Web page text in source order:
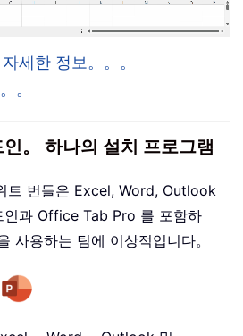
세한 정보。。。
。
。 하나의 설치 프로그램
트 번들은 Excel, Word, Outlook
과 Office Tab Pro 를 포함하
사용하는 팀에 이상적입니다。